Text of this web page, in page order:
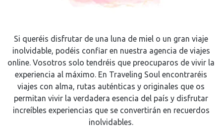
Si queréis disfrutar de una luna de miel o un gran viaje
inolvidable, podéis confiar en nuestra agencia de viajes
online. Vosotros solo tendréis que preocuparos de vivir la
experiencia al máximo. En Traveling Soul encontraréis
viajes con alma, rutas auténticas y originales que os
permitan vivir la verdadera esencia del país y disfrutar
increíbles experiencias que se convertirán en recuerdos
inolvidables.